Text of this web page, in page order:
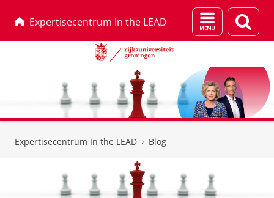
Expertisecentrum In the LEAD
Menu
en
Expertisecentrum In the LEAD Blog